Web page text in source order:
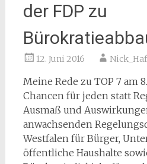
der FDP zu
12. Juni 2016
Meine Rede zu TOP 7 am
Chancen für jeden statt
Ausmaß und
anwachsenden
Westfalen für Bürger,
öffentliche Haushalte